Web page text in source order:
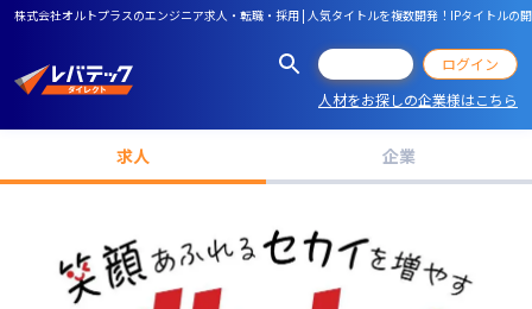
株式会社オルトプラスのエンジニア求人・転職・採用 | 人気タイトルを複数開発！IPタイトルの
ログイン
人材をお探しの企業様はこちら
求人 企業